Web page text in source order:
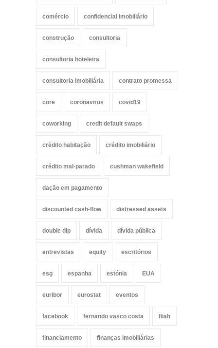
comércio confidencial imobiliário
construção consultoria
consultoria hoteleira
consultoria imobiliária contrato promessa
core coronavirus covid19
coworking credit default swaps
crédito habitação crédito imobiliário
crédito mal-parado cushman wakefield
dação em pagamento
discounted cash-flow distressed assets
double dip dívida dívida pública
entrevistas equity escritórios
esg espanha estónia EUA
euribor eurostat eventos
facebook fernando vasco costa fiiah
financiamento finanças imobiliárias